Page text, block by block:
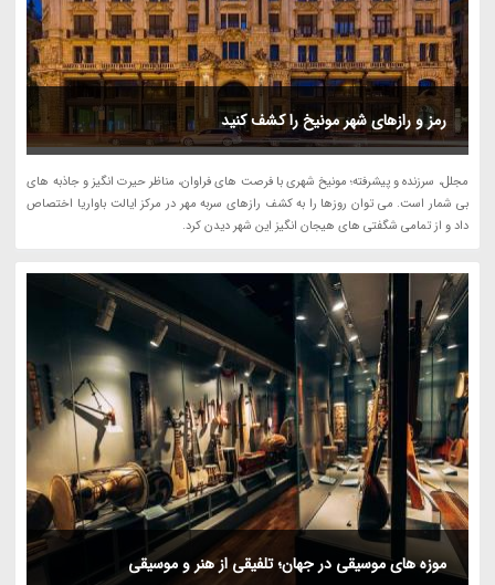
رمز و رازهای شهر مونیخ را کشف کنید
مجلل، سرزنده و پیشرفته؛ مونیخ شهری با فرصت های فراوان، مناظر حیرت انگیز و جاذبه های
بی شمار است. می توان روزها را به کشف رازهای سربه مهر در مرکز ایالت باواریا اختصاص
داد و از تمامی شگفتی های هیجان انگیز این شهر دیدن کرد.
موزه های موسیقی در جهان؛ تلفیقی از هنر و موسیقی